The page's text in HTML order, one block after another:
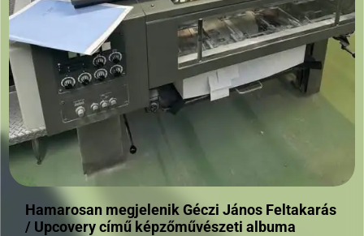
Hamarosan megjelenik Géczi János Feltakarás
/ Upcovery című képzőművészeti albuma